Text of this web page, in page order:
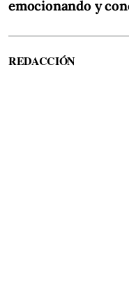
emocionando y
REDACCIÓN